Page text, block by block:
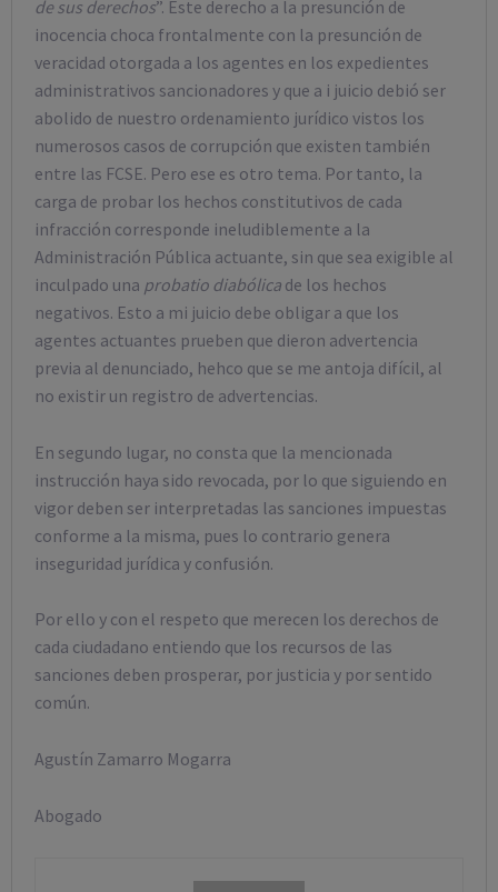
de sus derechos”. Este derecho a la presunción de
inocencia choca frontalmente con la presunción de
veracidad otorgada a los agentes en los expedientes
administrativos sancionadores y que a i juicio debió ser
abolido de nuestro ordenamiento jurídico vistos los
numerosos casos de corrupción que existen también
entre las FCSE. Pero ese es otro tema. Por tanto, la
carga de probar los hechos constitutivos de cada
infracción corresponde ineludiblemente a la
Administración Pública actuante, sin que sea exigible al
inculpado una probatio diabólica de los hechos
negativos. Esto a mi juicio debe obligar a que los
agentes actuantes prueben que dieron advertencia
previa al denunciado, hehco que se me antoja difícil, al
no existir un registro de advertencias.
En segundo lugar, no consta que la mencionada
instrucción haya sido revocada, por lo que siguiendo en
vigor deben ser interpretadas las sanciones impuestas
conforme a la misma, pues lo contrario genera
inseguridad jurídica y confusión.
Por ello y con el respeto que merecen los derechos de
cada ciudadano entiendo que los recursos de las
sanciones deben prosperar, por justicia y por sentido
común.
Agustín Zamarro Mogarra
Abogado